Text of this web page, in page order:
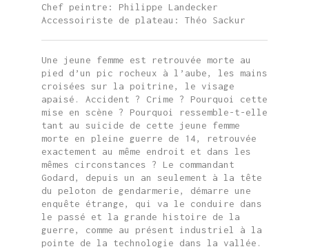
Chef peintre: Philippe Landecker
Accessoiriste de plateau: Théo Sackur
Une jeune femme est retrouvée morte au
pied d’un pic rocheux à l’aube, les mains
croisées sur la poitrine, le visage
apaisé. Accident ? Crime ? Pourquoi cette
mise en scène ? Pourquoi ressemble-t-elle
tant au suicide de cette jeune femme
morte en pleine guerre de 14, retrouvée
exactement au même endroit et dans les
mêmes circonstances ? Le commandant
Godard, depuis un an seulement à la tête
du peloton de gendarmerie, démarre une
enquête étrange, qui va le conduire dans
le passé et la grande histoire de la
guerre, comme au présent industriel à la
pointe de la technologie dans la vallée.